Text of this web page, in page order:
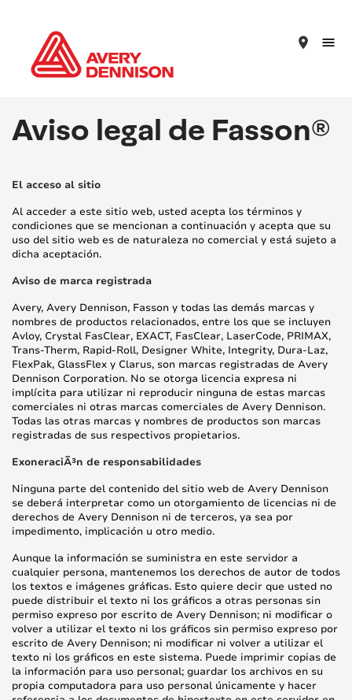
place
Aviso legal de Fasson®
El acceso al sitio
Al acceder a este sitio web, usted acepta los términos y
condiciones que se mencionan a continuación y acepta que su
uso del sitio web es de naturaleza no comercial y está sujeto a
dicha aceptación.
Aviso de marca registrada
Avery, Avery Dennison, Fasson y todas las demás marcas y
nombres de productos relacionados, entre los que se incluyen
Avloy, Crystal FasClear, EXACT, FasClear, LaserCode, PRIMAX,
Trans-Therm, Rapid-Roll, Designer White, Integrity, Dura-Laz,
FlexPak, GlassFlex y Clarus, son marcas registradas de Avery
Dennison Corporation. No se otorga licencia expresa ni
implícita para utilizar ni reproducir ninguna de estas marcas
comerciales ni otras marcas comerciales de Avery Dennison.
Todas las otras marcas y nombres de productos son marcas
registradas de sus respectivos propietarios.
ExoneraciÃ³n de responsabilidades
Ninguna parte del contenido del sitio web de Avery Dennison
se deberá interpretar como un otorgamiento de licencias ni de
derechos de Avery Dennison ni de terceros, ya sea por
impedimento, implicación u otro medio.
Aunque la información se suministra en este servidor a
cualquier persona, mantenemos los derechos de autor de todos
los textos e imágenes gráficas. Esto quiere decir que usted no
puede distribuir el texto ni los gráficos a otras personas sin
permiso expreso por escrito de Avery Dennison; ni modificar o
volver a utilizar el texto ni los gráficos sin permiso expreso por
escrito de Avery Dennison; ni modificar ni volver a utilizar el
texto ni los gráficos en este sistema. Puede imprimir copias de
la información para uso personal; guardar los archivos en su
propia computadora para uso personal únicamente y hacer